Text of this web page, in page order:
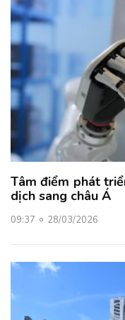
Tâm điểm phát
dịch sang châu Á
09:37 28/03/2026